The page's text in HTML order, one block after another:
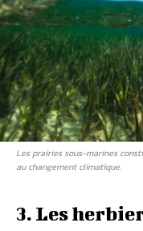
Les prairies sous-marines
au changement climatique.
3. Les